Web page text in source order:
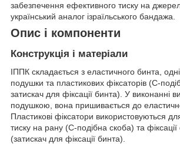
забезпечення ефективного тиску на
український аналог ізраїльського бандажа.
Опис і компоненти
Конструкція і матеріали
ІППК складається з еластичного бинта,
подушки та пластикових фіксаторів (С-
затискач для фіксації бинта). У виконанні
подушкою, вона пришивається до
Пластикові фіксатори використовуються
тиску на рану (С-подібна скоба) та
(затискач для фіксації бинта).